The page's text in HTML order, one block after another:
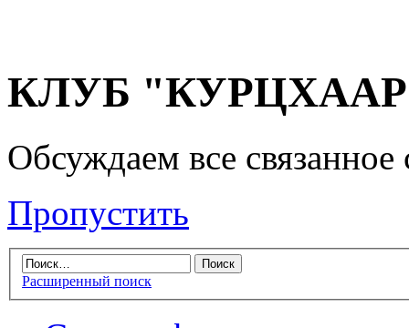
КЛУБ "КУРЦХААР"
Обсуждаем все
Пропустить
Расширенный поиск